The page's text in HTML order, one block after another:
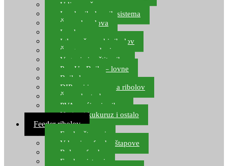
Udice za šarana, amura
Izrada ribolovnih sistema
Šaranska olova
Leadcore
Igle za šaranski ribolov
Špage, upredenice
Vaganje i zaštita ribe
Pop Up Boile – lovne
Boile lovne
DIP-ovi i arome za ribolov
Šaranske torbe
PVA vrećice i pribor
Umjetni kukuruz i ostalo
Feeder ribolov
Feeder štapovi
Vrhovi za feeder štapove
Role za feeder
Feeder sistemi